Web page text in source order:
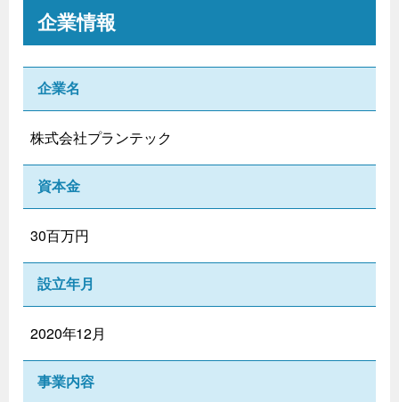
企業情報
企業名
株式会社プランテック
資本金
30百万円
設立年月
2020年12月
事業内容